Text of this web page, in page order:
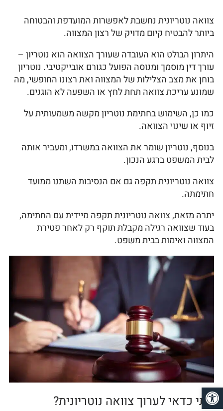
צוואה נוטריונית נחשבת לאפשרות המועדפת והבטוחה
ביותר להבטיח קיום מדויק של רצון המצווה.
היתרון הבולט הוא העובדה שעורך הצוואה הוא נוטריון –
עורך דין מוסמך ומנוסה הפועל כגורם אובייקטיבי. נוטריון
בוחן את מצב הצלילות של המצווה ואת רצונו החופשי, מה
שמונע עריכת צוואה תחת לחץ או השפעה לא הוגנים.
כמו כן, השימוש בחתימת נוטריון מקשה משמעותית על
זיוף או שינוי הצוואה.
בנוסף, נוטריון שומר את הצוואה במשרדו, ומעביר אותה
לבית המשפט ברגע הנכון.
צוואה נוטריונית תקפה גם אם הנסיבות השתנו ממועד
חתימתה.
יתרה מזאת, צוואה נוטריונית תקפה מיידית עם החתימה,
בעוד שצוואה רגילה מקבלת תוקף רק לאחר פטירת
המצווה ואימות בבית משפט.
מתי כדאי לערוך צוואה נוטריונית?
פתח סרגל נגישות